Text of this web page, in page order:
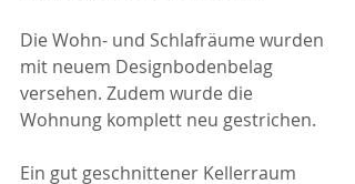
Die Wohn- und Schlafräume wurden
mit neuem Designbodenbelag
versehen. Zudem wurde die
Wohnung komplett neu gestrichen.
Ein gut geschnittener Kellerraum